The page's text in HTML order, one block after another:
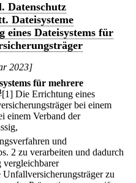
Datenschutz
Dateisysteme
Dateisystems für
2023]
für mehrere
[1] Die Errichtung eines
bei einem
einem Verband der
und
2 zu verarbeiten und dadurch
vergleichbarer
zu